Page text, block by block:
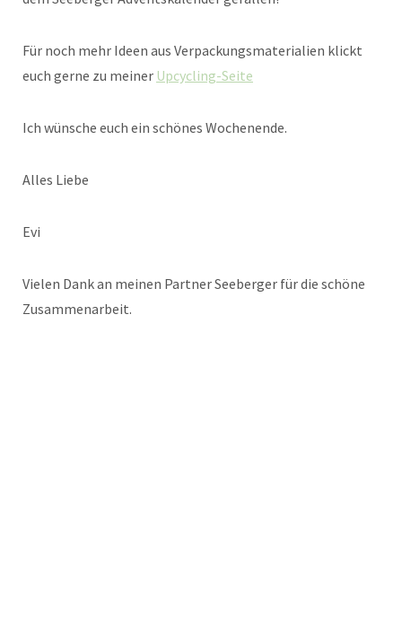
Für noch mehr Ideen aus Verpackungsmaterialien klickt
euch gerne zu meiner Upcycling-Seite
Ich wünsche euch ein schönes Wochenende.
Alles Liebe
Evi
Vielen Dank an meinen Partner Seeberger für die schöne
Zusammenarbeit.